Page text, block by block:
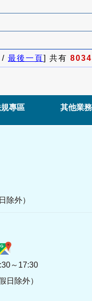
/ 最後一頁] 共有 8034
專區 其他業務
除外）
～17:30
日除外）